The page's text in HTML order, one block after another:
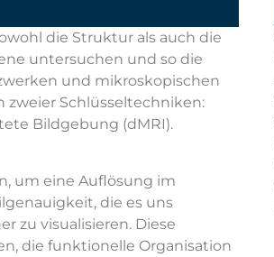
die Struktur als auch die
untersuchen und so die
und mikroskopischen
zweier Schlüsseltechniken:
Bildgebung (dMRI).
um eine Auflösung im
die es uns
zu visualisieren. Diese
die funktionelle Organisation